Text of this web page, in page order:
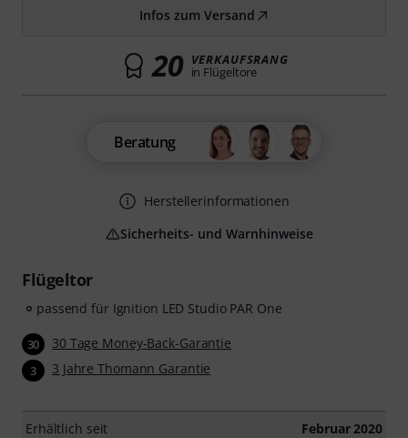
Flügeltor
passend für Ignition LED Studio PAR One
30 30 Tage Money-Back-Garantie
3 3 Jahre Thomann Garantie
Erhältlich seit Februar 2020
Infos zum Versand
20 VERKAUFSRANG
in Flügeltore
Beratung
Herstellerinformationen
Sicherheits- und Warnhinweise